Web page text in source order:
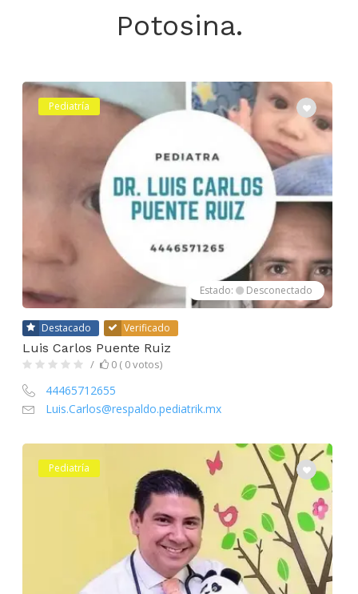
Potosina.
Pediatría
Estado: Desconectado
Destacado Verificado
Luis Carlos Puente Ruiz
0 ( 0 votos)
44465712655
Luis.Carlos@respaldo.pediatrik.mx
Pediatría